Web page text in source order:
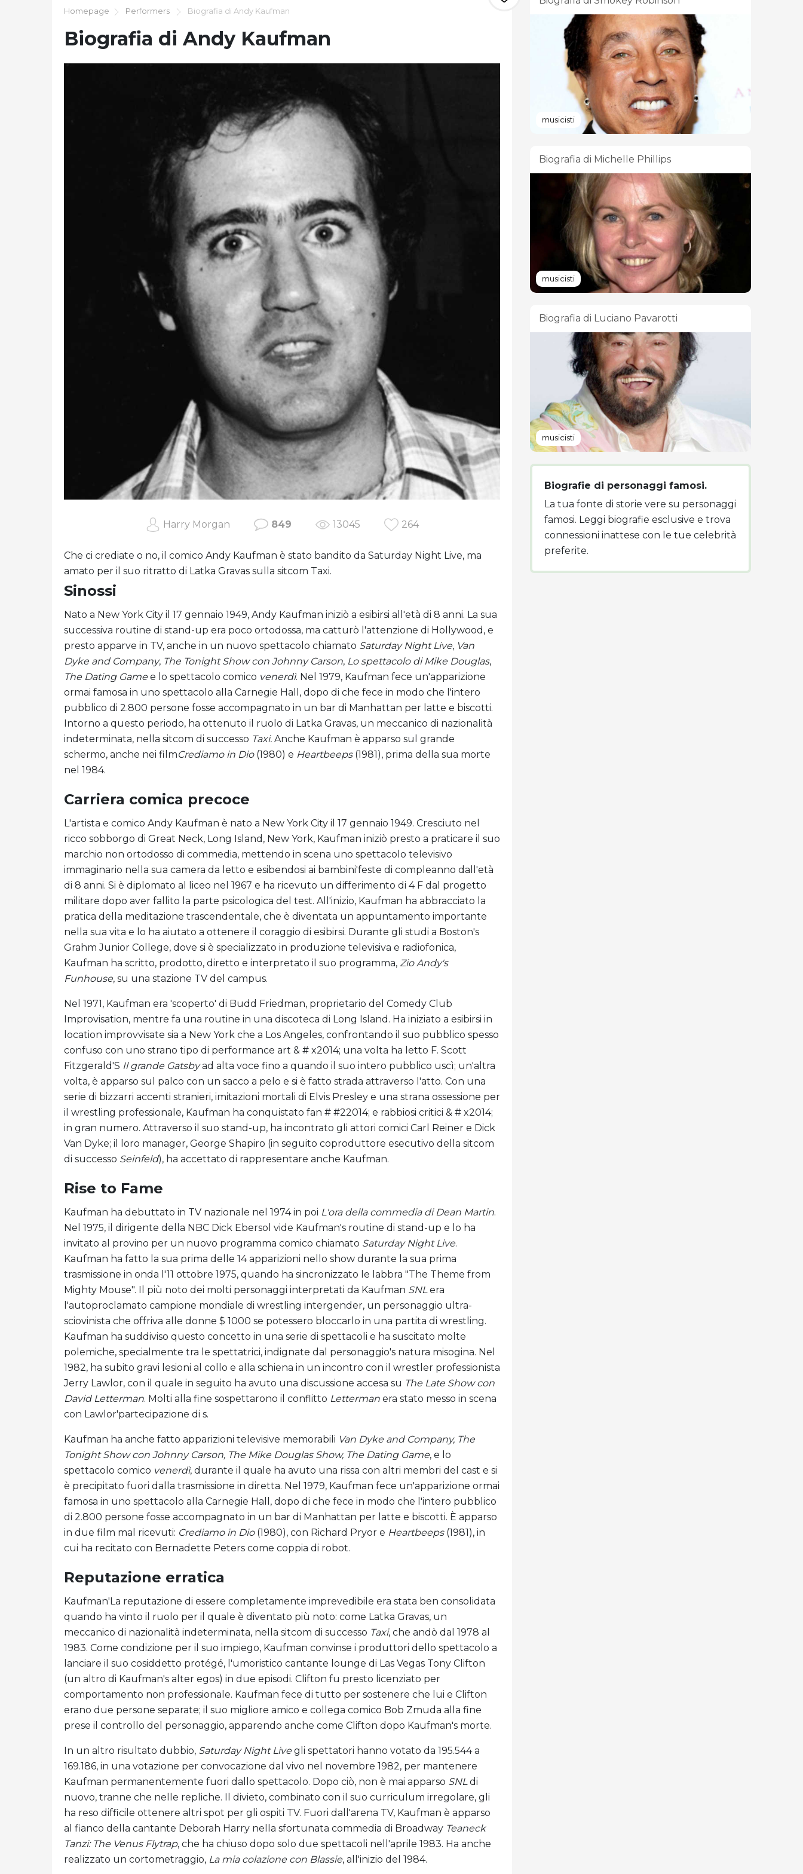
Homepage Performers Biografia di Andy Kaufman
Biografia di Andy Kaufman
Harry Morgan 849 13045 264
Che ci crediate o no, il comico Andy Kaufman è stato bandito da Saturday Night Live, ma
amato per il suo ritratto di Latka Gravas sulla sitcom Taxi.
Sinossi
Nato a New York City il 17 gennaio 1949, Andy Kaufman iniziò a esibirsi all'età di 8 anni. La sua
successiva routine di stand-up era poco ortodossa, ma catturò l'attenzione di Hollywood, e
presto apparve in TV, anche in un nuovo spettacolo chiamato Saturday Night Live, Van
Dyke and Company, The Tonight Show con Johnny Carson, Lo spettacolo di Mike Douglas,
The Dating Gamee lo spettacolo comico venerdì. Nel 1979, Kaufman fece un'apparizione
ormai famosa in uno spettacolo alla Carnegie Hall, dopo di che fece in modo che l'intero
pubblico di 2.800 persone fosse accompagnato in un bar di Manhattan per latte e biscotti.
Intorno a questo periodo, ha ottenuto il ruolo di Latka Gravas, un meccanico di nazionalità
indeterminata, nella sitcom di successo Taxi. Anche Kaufman è apparso sul grande
schermo, anche nei filmCrediamo in Dio(1980) e Heartbeeps(1981), prima della sua morte
nel 1984.
Carriera comica precoce
L'artista e comico Andy Kaufman è nato a New York City il 17 gennaio 1949. Cresciuto nel
ricco sobborgo di Great Neck, Long Island, New York, Kaufman iniziò presto a praticare il suo
marchio non ortodosso di commedia, mettendo in scena uno spettacolo televisivo
immaginario nella sua camera da letto e esibendosi ai bambini'feste di compleanno dall'età
di 8 anni. Si è diplomato al liceo nel 1967 e ha ricevuto un differimento di 4 F dal progetto
militare dopo aver fallito la parte psicologica del test. All'inizio, Kaufman ha abbracciato la
pratica della meditazione trascendentale, che è diventata un appuntamento importante
nella sua vita e lo ha aiutato a ottenere il coraggio di esibirsi. Durante gli studi a Boston's
Grahm Junior College, dove si è specializzato in produzione televisiva e radiofonica,
Kaufman ha scritto, prodotto, diretto e interpretato il suo programma, Zio Andy's
Funhouse, su una stazione TV del campus.
Nel 1971, Kaufman era 'scoperto' di Budd Friedman, proprietario del Comedy Club
Improvisation, mentre fa una routine in una discoteca di Long Island. Ha iniziato a esibirsi in
location improvvisate sia a New York che a Los Angeles, confrontando il suo pubblico spesso
confuso con uno strano tipo di performance art & # x2014; una volta ha letto F. Scott
Fitzgerald'S Il grande Gatsbyad alta voce fino a quando il suo intero pubblico uscì; un'altra
volta, è apparso sul palco con un sacco a pelo e si è fatto strada attraverso l'atto. Con una
serie di bizzarri accenti stranieri, imitazioni mortali di Elvis Presley e una strana ossessione per
il wrestling professionale, Kaufman ha conquistato fan # #22014; e rabbiosi critici & # x2014;
in gran numero. Attraverso il suo stand-up, ha incontrato gli attori comici Carl Reiner e Dick
Van Dyke; il loro manager, George Shapiro (in seguito coproduttore esecutivo della sitcom
di successo Seinfeld), ha accettato di rappresentare anche Kaufman.
Rise to Fame
Kaufman ha debuttato in TV nazionale nel 1974 in poi L'ora della commedia di Dean Martin.
Nel 1975, il dirigente della NBC Dick Ebersol vide Kaufman's routine di stand-up e lo ha
invitato al provino per un nuovo programma comico chiamato Saturday Night Live.
Kaufman ha fatto la sua prima delle 14 apparizioni nello show durante la sua prima
trasmissione in onda l'11 ottobre 1975, quando ha sincronizzato le labbra "The Theme from
Mighty Mouse". Il più noto dei molti personaggi interpretati da Kaufman SNLera
l'autoproclamato campione mondiale di wrestling intergender, un personaggio ultra-
sciovinista che offriva alle donne $ 1000 se potessero bloccarlo in una partita di wrestling.
Kaufman ha suddiviso questo concetto in una serie di spettacoli e ha suscitato molte
polemiche, specialmente tra le spettatrici, indignate dal personaggio's natura misogina. Nel
1982, ha subito gravi lesioni al collo e alla schiena in un incontro con il wrestler professionista
Jerry Lawlor, con il quale in seguito ha avuto una discussione accesa su The Late Show con
David Letterman. Molti alla fine sospettarono il conflitto Letterman era stato messo in scena
con Lawlor'partecipazione di s.
Kaufman ha anche fatto apparizioni televisive memorabili Van Dyke and Company, The
Tonight Show con Johnny Carson, The Mike Douglas Show, The Dating Game, e lo
spettacolo comico venerdì, durante il quale ha avuto una rissa con altri membri del cast e si
è precipitato fuori dalla trasmissione in diretta. Nel 1979, Kaufman fece un'apparizione ormai
famosa in uno spettacolo alla Carnegie Hall, dopo di che fece in modo che l'intero pubblico
di 2.800 persone fosse accompagnato in un bar di Manhattan per latte e biscotti. È apparso
in due film mal ricevuti: Crediamo in Dio(1980), con Richard Pryor e Heartbeeps(1981), in
cui ha recitato con Bernadette Peters come coppia di robot.
Reputazione erratica
Kaufman'La reputazione di essere completamente imprevedibile era stata ben consolidata
quando ha vinto il ruolo per il quale è diventato più noto: come Latka Gravas, un
meccanico di nazionalità indeterminata, nella sitcom di successo Taxi, che andò dal 1978 al
1983. Come condizione per il suo impiego, Kaufman convinse i produttori dello spettacolo a
lanciare il suo cosiddetto protégé, l'umoristico cantante lounge di Las Vegas Tony Clifton
(un altro di Kaufman's alter egos) in due episodi. Clifton fu presto licenziato per
comportamento non professionale. Kaufman fece di tutto per sostenere che lui e Clifton
erano due persone separate; il suo migliore amico e collega comico Bob Zmuda alla fine
prese il controllo del personaggio, apparendo anche come Clifton dopo Kaufman's morte.
In un altro risultato dubbio, Saturday Night Livegli spettatori hanno votato da 195.544 a
169.186, in una votazione per convocazione dal vivo nel novembre 1982, per mantenere
Kaufman permanentemente fuori dallo spettacolo. Dopo ciò, non è mai apparso SNLdi
nuovo, tranne che nelle repliche. Il divieto, combinato con il suo curriculum irregolare, gli
ha reso difficile ottenere altri spot per gli ospiti TV. Fuori dall'arena TV, Kaufman è apparso
al fianco della cantante Deborah Harry nella sfortunata commedia di Broadway Teaneck
Tanzi: The Venus Flytrap, che ha chiuso dopo solo due spettacoli nell'aprile 1983. Ha anche
realizzato un cortometraggio, La mia colazione con Blassie, all'inizio del 1984.
musicisti
Biografia di Michelle Phillips
musicisti
Biografia di Luciano Pavarotti
musicisti
Biografie di personaggi famosi.
La tua fonte di storie vere su personaggi
famosi. Leggi biografie esclusive e trova
connessioni inattese con le tue celebrità
preferite.